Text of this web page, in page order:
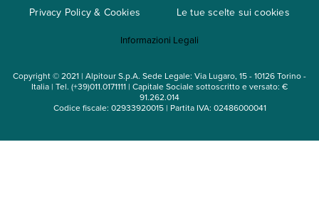
Mappa del sito
Privacy Policy & Cookies Le tue scelte sui cookies
Informazioni Legali
Copyright © 2021 | Alpitour S.p.A. Sede Legale: Via Lugaro, 15 - 10126 Torino -
Italia | Tel. (+39)011.0171111 | Capitale Sociale sottoscritto e versato: €
91.262.014
Codice fiscale: 02933920015 | Partita IVA: 02486000041